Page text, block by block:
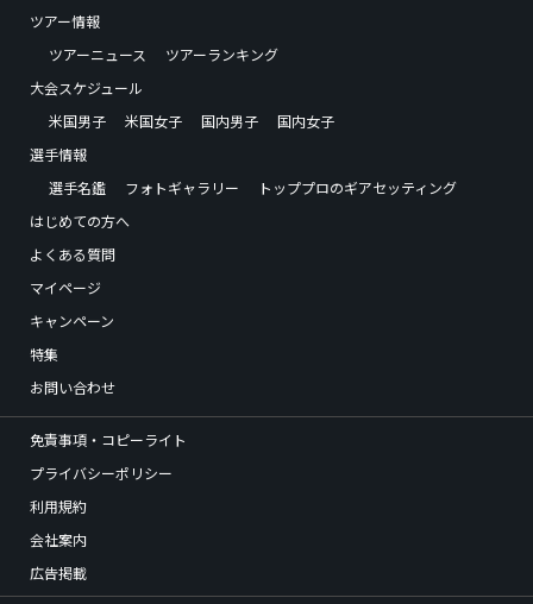
ツアー情報
ツアーニュース
ツアーランキング
大会スケジュール
米国男子
米国女子 国内男子
国内女子
選手情報
選手名鑑
フォトギャラリー
トッププロのギアセッティング
はじめての方へ
よくある質問
マイページ
キャンペーン
特集
お問い合わせ
免責事項・コピーライト
プライバシーポリシー
利用規約
会社案内
広告掲載